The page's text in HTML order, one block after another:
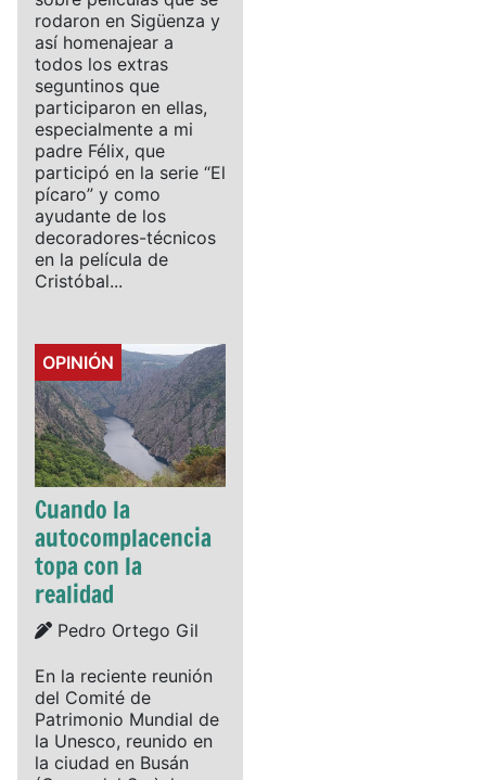
rodaron en Sigüenza y
así homenajear a
todos los extras
seguntinos que
participaron en ellas,
especialmente a mi
padre Félix, que
participó en la serie “El
pícaro” y como
ayudante de los
decoradores-técnicos
en la película de
Cristóbal...
Details
OPINIÓN
Cuando la
autocomplacencia
topa con la
realidad
Details
Pedro Ortego Gil
En la reciente reunión
del Comité de
Patrimonio Mundial de
la Unesco, reunido en
la ciudad en Busán